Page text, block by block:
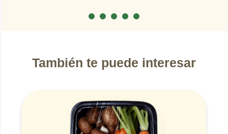
También te puede interesar